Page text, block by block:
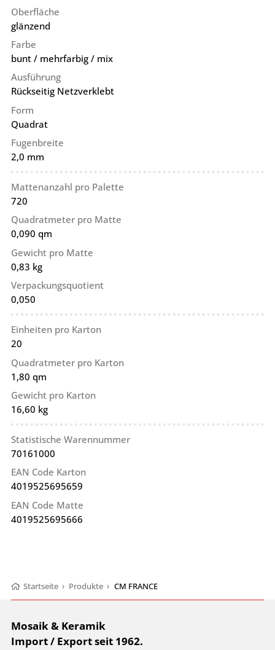
Oberfläche
glänzend
Farbe
bunt / mehrfarbig / mix
Ausführung
Rückseitig Netzverklebt
Form
Quadrat
Fugenbreite
2,0 mm
Mattenanzahl pro Palette
720
Quadratmeter pro Matte
0,090 qm
Gewicht pro Matte
0,83 kg
Verpackungsquotient
0,050
Einheiten pro Karton
20
Quadratmeter pro Karton
1,80 qm
Gewicht pro Karton
16,60 kg
Statistische Warennummer
70161000
EAN Code Karton
4019525695659
EAN Code Matte
4019525695666
Startseite › Produkte › CM FRANCE
Mosaik & Keramik
Import / Export seit 1962.